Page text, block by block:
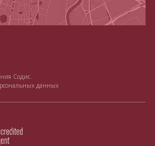
Содис.
данных